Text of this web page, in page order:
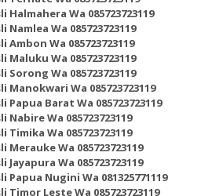
Wa 085723723119
Wa 085723723119
Wa 085723723119
Wa 085723723119
Wa 085723723119
Wa 085723723119
Barat Wa 085723723119
Wa 085723723119
Wa 085723723119
Wa 085723723119
Wa 085723723119
Nugini Wa 081325771119
Leste Wa 085723723119